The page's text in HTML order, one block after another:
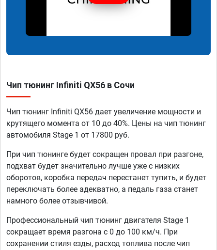
Чип тюнинг Infiniti QX56 в Сочи
Чип тюнинг Infiniti QX56 дает увеличение мощности и
крутящего момента от 10 до 40%. Цены на чип тюнинг
автомобиля Stage 1 от 17800 руб.
При чип тюнинге будет сокращен провал при разгоне,
подхват будет значительно лучше уже с низких
оборотов, коробка передач перестанет тупить, и будет
переключать более адекватно, а педаль газа станет
намного более отзывчивой.
Профессиональный чип тюнинг двигателя Stage 1
сокращает время разгона с 0 до 100 км/ч. При
сохранении стиля езды, расход топлива после чип